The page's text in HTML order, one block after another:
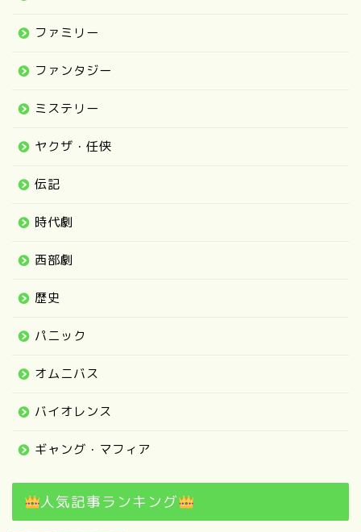
ファミリー
ファンタジー
ミステリー
ヤクザ・任侠
伝記
時代劇
西部劇
歴史
パニック
オムニバス
バイオレンス
ギャング・マフィア
人気記事ランキング